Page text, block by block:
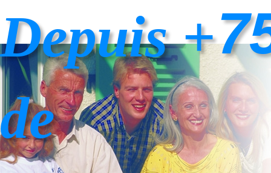
Depuis +
de